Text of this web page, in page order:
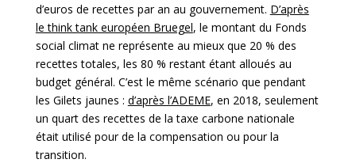
d’euros de recettes par an au gouvernement. D’après
le think tank européen Bruegel, le montant du Fonds
social climat ne représente au mieux que 20 % des
recettes totales, les 80 % restant étant alloués au
budget général. C’est le même scénario que pendant
les Gilets jaunes : d’après l’ADEME, en 2018, seulement
un quart des recettes de la taxe carbone nationale
était utilisé pour de la compensation ou pour la
transition.